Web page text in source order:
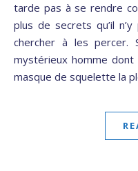
tarde pas à se rendre
plus de secrets qu’il
chercher à les percer.
mystérieux homme dont
masque de squelette la